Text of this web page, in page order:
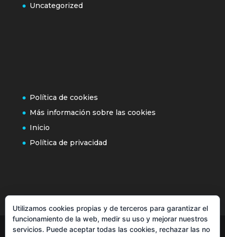
Uncategorized
Política de cookies
Más información sobre las cookies
Inicio
Política de privacidad
Utilizamos cookies propias y de terceros para garantizar el
funcionamiento de la web, medir su uso y mejorar nuestros
servicios. Puede aceptar todas las cookies, rechazar las no